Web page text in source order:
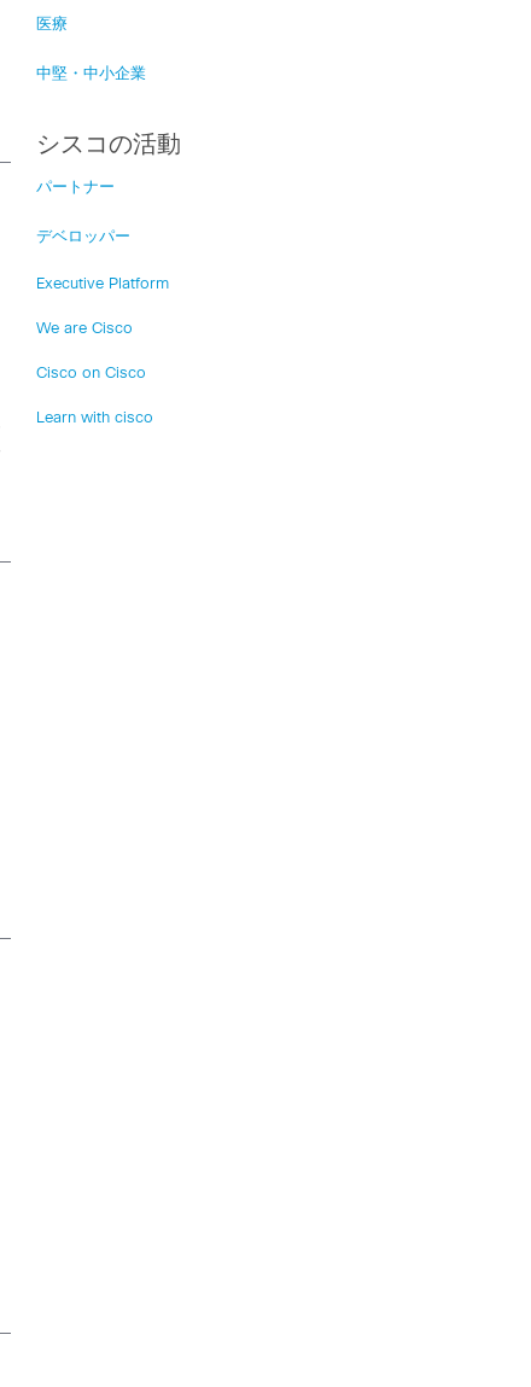
医療
中堅・中小企業
シスコの活動
パートナー
デベロッパー
Executive Platform
We are Cisco
Cisco on Cisco
Learn with cisco